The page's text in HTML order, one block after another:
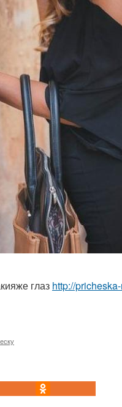
глаз http://